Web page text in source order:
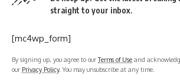
straight to your inbox.
[mc4wp_form]
By signing up, you agree to ourTerms of Use and
our Privacy Policy. You may unsubscribe at any time.